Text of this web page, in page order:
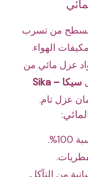
السطح من تسرب
الهواء.
عزل مائي من
سيكا – Sika
عزل تام.
من التآكل.